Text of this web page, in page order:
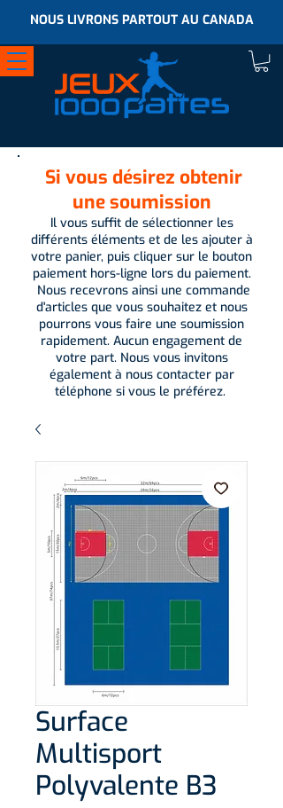
NOUS LIVRONS PARTOUT AU CANADA
Si vous désirez obtenir
une soumission
Il vous suffit de sélectionner les
différents éléments et de les ajouter à
votre panier, puis cliquer sur le bouton
paiement hors-ligne lors du paiement.
Nous recevrons ainsi une commande
d'articles que vous souhaitez et nous
pourrons vous faire une soumission
rapidement. Aucun engagement de
votre part. Nous vous invitons
également à nous contacter par
téléphone si vous le préférez.
Surface
Multisport
Polyvalente B3